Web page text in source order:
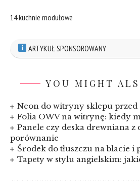
14 kuchnie modułowe
ARTYKUŁ SPONSOROWANY
YOU MIGHT
Neon do witryny sklepu przed
Folia OWV na witrynę: kiedy
Panele czy deska drewniana z
porównanie
Środek do tłuszczu na blacie i
Tapety w stylu angielskim: